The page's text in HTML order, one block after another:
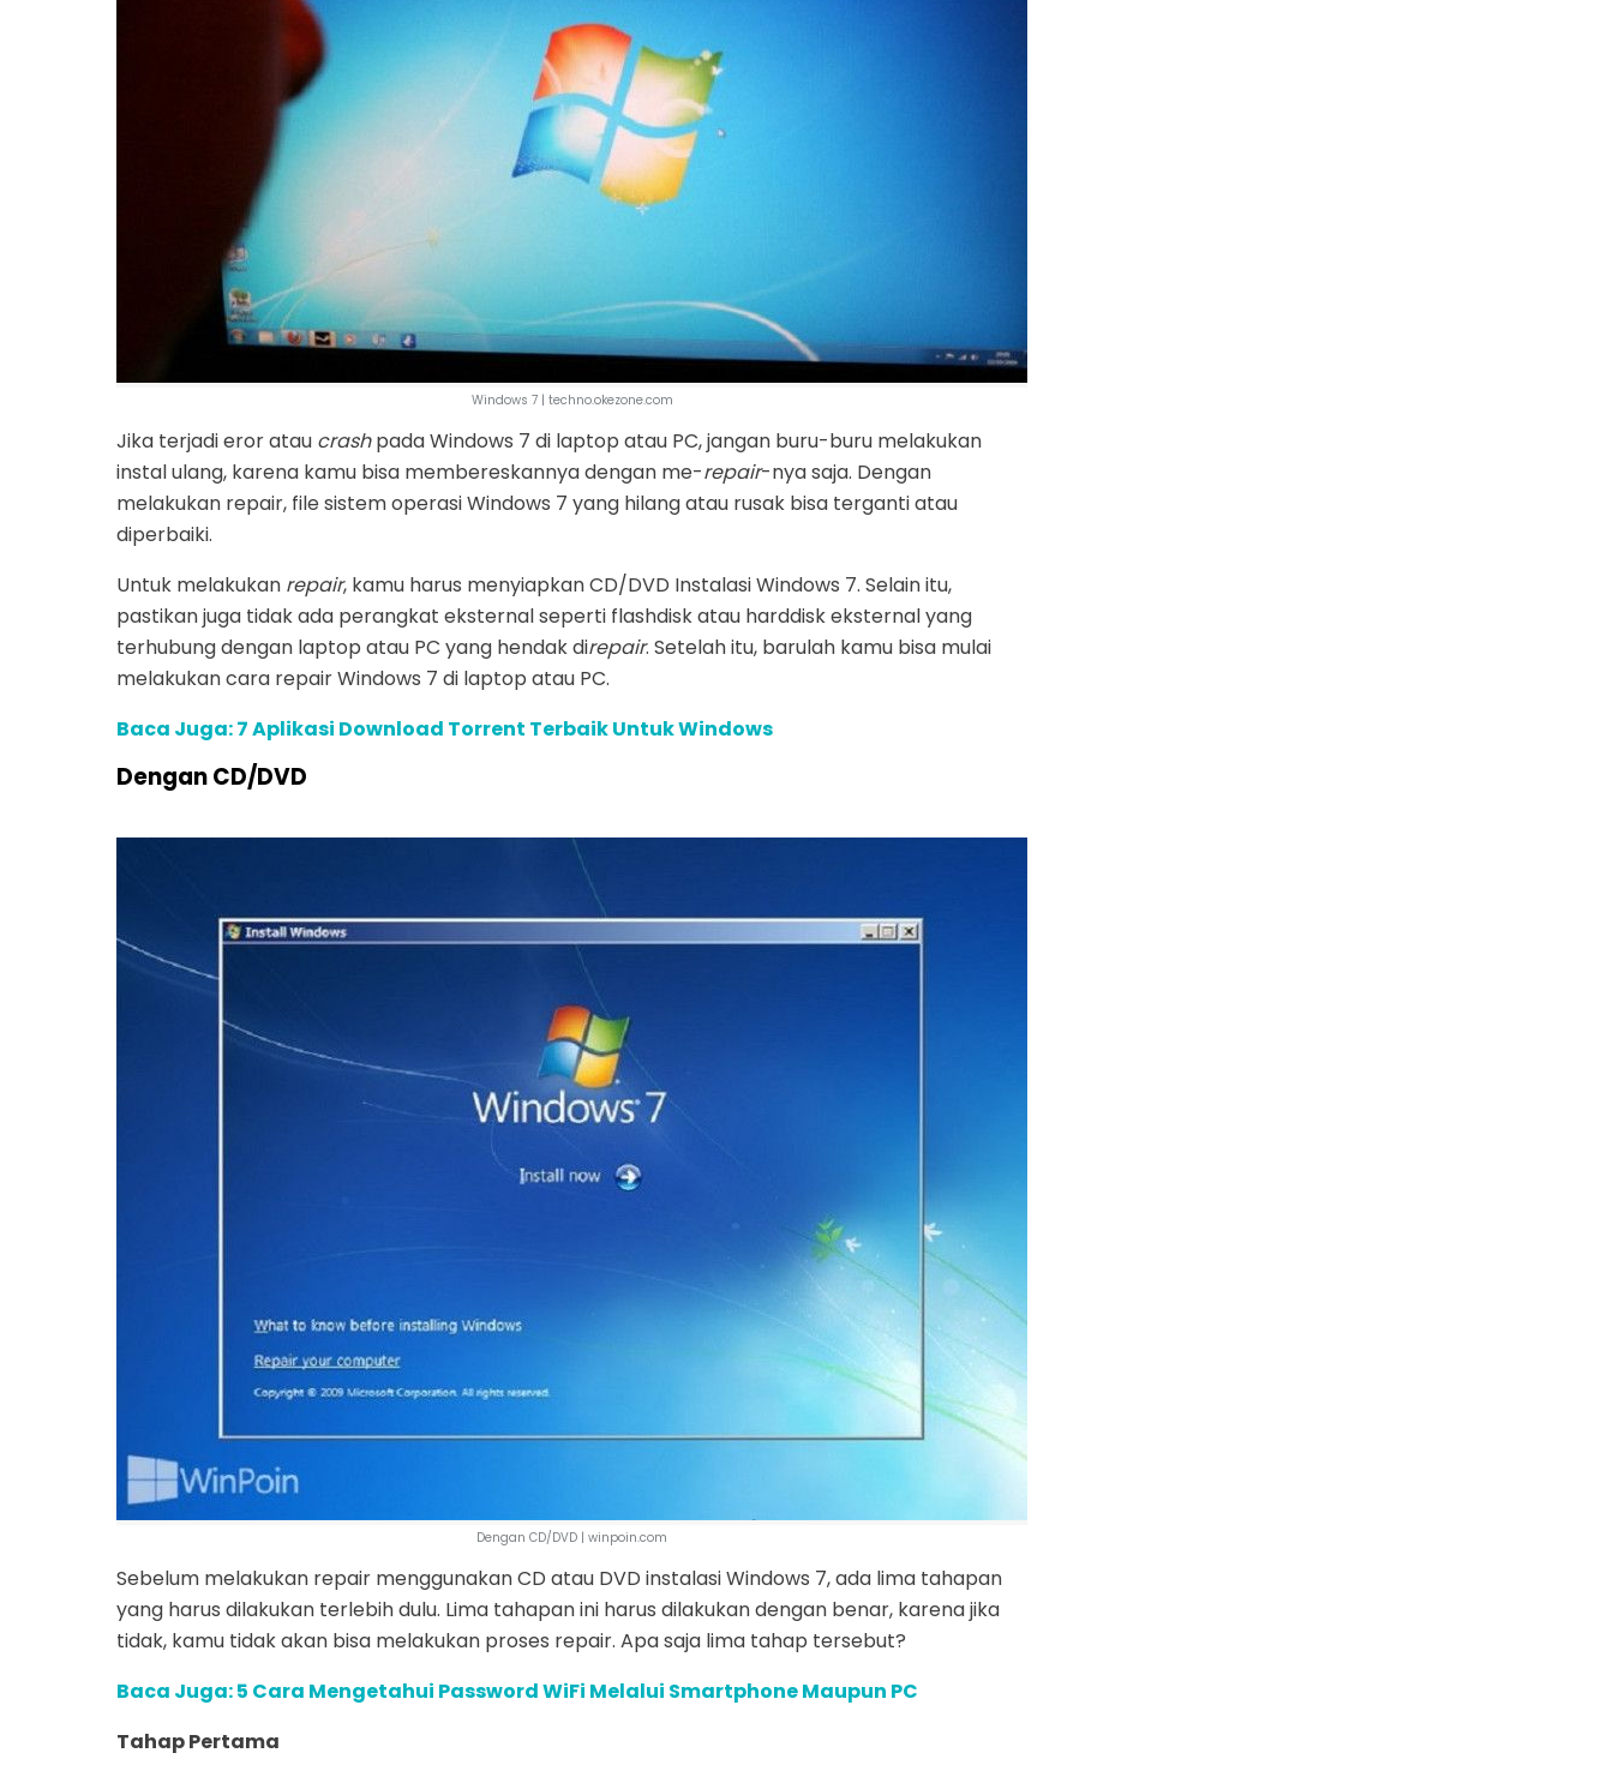
Windows 7 | techno.okezone.com
Jika terjadi eror atau crashpada Windows 7 di laptop atau PC, jangan buru-buru melakukan
instal ulang, karena kamu bisa membereskannya dengan me-repair-nya saja. Dengan
melakukan repair, file sistem operasi Windows 7 yang hilang atau rusak bisa terganti atau
diperbaiki.
Untuk melakukan repair, kamu harus menyiapkan CD/DVD Instalasi Windows 7. Selain itu,
pastikan juga tidak ada perangkat eksternal seperti flashdisk atau harddisk eksternal yang
terhubung dengan laptop atau PC yang hendak direpair. Setelah itu, barulah kamu bisa mulai
melakukan cara repair Windows 7 di laptop atau PC.
Baca Juga: 7 Aplikasi Download Torrent Terbaik Untuk Windows
Dengan CD/DVD
Dengan CD/DVD | winpoin.com
Sebelum melakukan repair menggunakan CD atau DVD instalasi Windows 7, ada lima tahapan
yang harus dilakukan terlebih dulu. Lima tahapan ini harus dilakukan dengan benar, karena jika
tidak, kamu tidak akan bisa melakukan proses repair. Apa saja lima tahap tersebut?
Baca Juga: 5 Cara Mengetahui Password WiFi Melalui Smartphone Maupun PC
Tahap Pertama